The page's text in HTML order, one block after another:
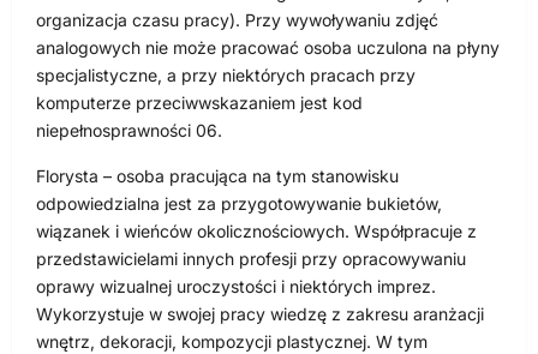
organizacja czasu pracy). Przy wywoływaniu zdjęć
analogowych nie może pracować osoba uczulona na płyny
specjalistyczne, a przy niektórych pracach przy
komputerze przeciwwskazaniem jest kod
niepełnosprawności 06.
Florysta – osoba pracująca na tym stanowisku
odpowiedzialna jest za przygotowywanie bukietów,
wiązanek i wieńców okolicznościowych. Współpracuje z
przedstawicielami innych profesji przy opracowywaniu
oprawy wizualnej uroczystości i niektórych imprez.
Wykorzystuje w swojej pracy wiedzę z zakresu aranżacji
wnętrz, dekoracji, kompozycji plastycznej. W tym